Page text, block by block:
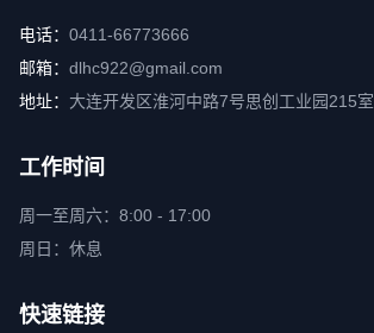
电话： 0411-66773666
邮箱： dlhc922@gmail.com
地址： 大连开发区淮河中路7号思创工业园215室
工作时间
周一至周六：8:00 - 17:00
周日：休息
快速链接